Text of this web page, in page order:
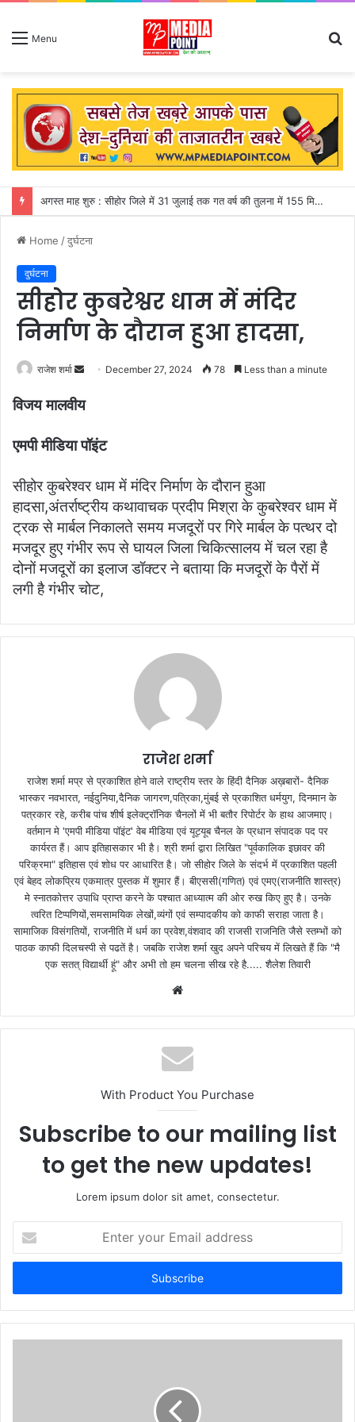
Menu
अगस्त माह शुरु : सीहोर जिले में 31 जुलाई तक गत वर्ष की तुलना में 155 मिमी पीछे चल रही बारिश
Home /दुर्घटना
दुर्घटना
सीहोर कुबरेश्वर धाम में मंदिर
निर्माण के दौरान हुआ हादसा,
राजेश शर्मा
a
e
m
a
i
December 27, 2024 78 Less than a minute
विजय मालवीय
एमपी मीडिया पॉइंट
सीहोर कुबरेश्वर धाम में मंदिर निर्माण के दौरान हुआ
हादसा,अंतर्राष्ट्रीय कथावाचक प्रदीप मिश्रा के कुबरेश्वर धाम में
ट्रक से मार्बल निकालते समय मजदूरों पर गिरे मार्बल के पत्थर दो
मजदूर हुए गंभीर रूप से घायल जिला चिकित्सालय में चल रहा है
दोनों मजदूरों का इलाज डॉक्टर ने बताया कि मजदूरों के पैरों में
लगी है गंभीर चोट,
राजेश शर्मा
राजेश शर्मा मप्र से प्रकाशित होने वाले राष्ट्रीय स्तर के हिंदी दैनिक अख़बारों- दैनिक
भास्कर नवभारत, नईदुनिया,दैनिक जागरण,पत्रिका,मुंबई से प्रकाशित धर्मयुग, दिनमान के
पत्रकार रहे, करीब पांच शीर्ष इलेक्ट्रॉनिक चैनलों में भी बतौर रिपोर्टर के हाथ आजमाए।
वर्तमान मे 'एमपी मीडिया पॉइंट' वेब मीडिया एवं यूट्यूब चैनल के प्रधान संपादक पद पर
कार्यरत हैं। आप इतिहासकार भी है। श्री शर्मा द्वारा लिखित "पूर्वकालिक इछावर की
परिक्रमा" इतिहास एवं शोध पर आधारित है। जो सीहोर जिले के संदर्भ में प्रकाशित पहली
एवं बेहद लोकप्रिय एकमात्र पुस्तक में शुमार हैं। बीएससी(गणित) एवं एमए(राजनीति शास्त्र)
मे स्नातकोत्तर उपाधि प्राप्त करने के पश्चात आध्यात्म की ओर रुख किए हुए है। उनके
त्वरित टिप्पणियों,समसामयिक लेखों,व्यंगों एवं सम्पादकीय को काफी सराहा जाता है।
सामाजिक विसंगतियों, राजनीति में धर्म का प्रवेश,वंशवाद की राजसी राजनिति जैसे स्तम्भों को
पाठक काफी दिलचस्पी से पढतें है। जबकि राजेश शर्मा खुद अपने परिचय में लिखते हैं कि "मै
एक सतत् विद्यार्थी हूं" और अभी तो हम चलना सीख रहे है..... शैलेश तिवारी
b
s
i
e
With Product You Purchase
Subscribe to our mailing list
to get the new updates!
Lorem ipsum dolor sit amet, consectetur.
t
r
y